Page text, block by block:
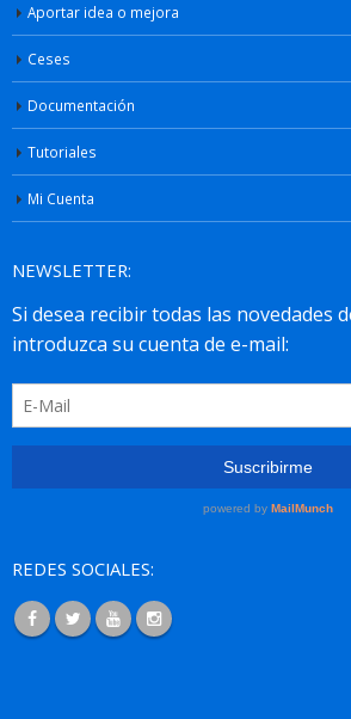
Aportar idea o mejora
Ceses
Documentación
Tutoriales
Mi Cuenta
NEWSLETTER:
REDES SOCIALES: